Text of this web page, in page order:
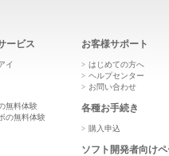
ービス
イ
無料体験
の無料体験
お客様サポート
はじめての方へ
ヘルプセンター
お問い合わせ
各種お手続き
購入申込
ソフト開発者向け